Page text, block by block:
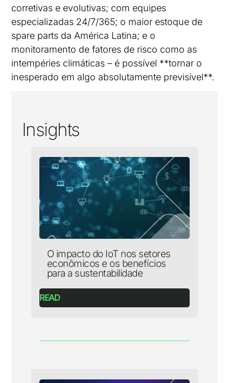
corretivas e evolutivas; com equipes
especializadas 24/7/365; o maior estoque de
spare parts da América Latina; e o
monitoramento de fatores de risco como as
intempéries climáticas – é possível **tornar o
inesperado em algo absolutamente previsível**.
Insights
O impacto do IoT nos setores
econômicos e os benefícios
para a sustentabilidade
READ